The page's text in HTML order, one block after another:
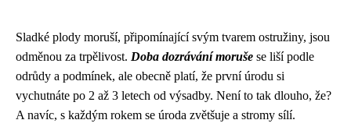
Sladké plody moruší, připomínající svým tvarem ostružiny, jsou
odměnou za trpělivost. Doba dozrávání moruše se liší podle
odrůdy a podmínek, ale obecně platí, že první úrodu si
vychutnáte po 2 až 3 letech od výsadby. Není to tak dlouho, že?
A navíc, s každým rokem se úroda zvětšuje a stromy sílí.